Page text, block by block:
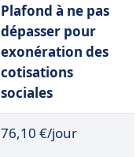
Plafond à ne pas
dépasser pour
exonération des
cotisations
sociales
76,10 €/jour